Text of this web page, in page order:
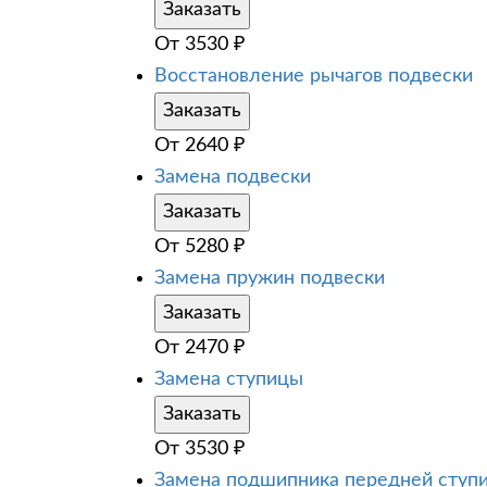
Заказать
От 3530 ₽
Восстановление рычагов подвески
Заказать
От 2640 ₽
Замена подвески
Заказать
От 5280 ₽
Замена пружин подвески
Заказать
От 2470 ₽
Замена ступицы
Заказать
От 3530 ₽
Замена подшипника передней